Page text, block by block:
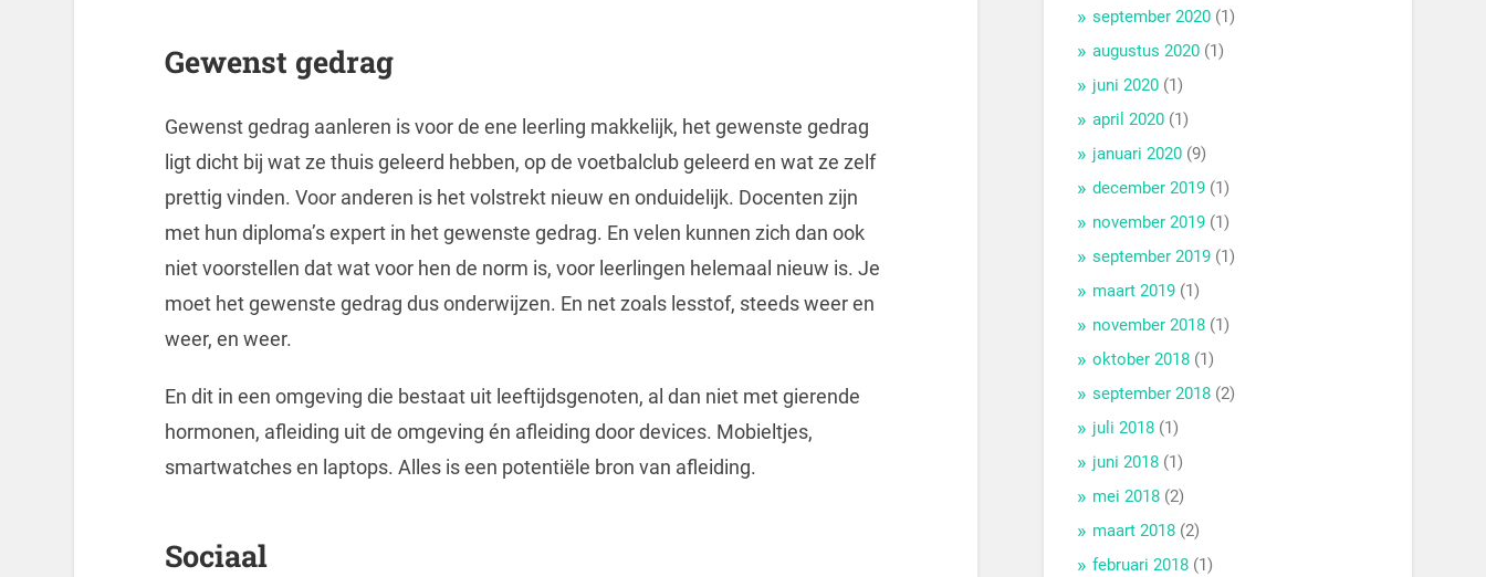
Gewenst gedrag
Gewenst gedrag aanleren is voor de ene leerling makkelijk, het gewenste gedrag
ligt dicht bij wat ze thuis geleerd hebben, op de voetbalclub geleerd en wat ze zelf
prettig vinden. Voor anderen is het volstrekt nieuw en onduidelijk. Docenten zijn
met hun diploma’s expert in het gewenste gedrag. En velen kunnen zich dan ook
niet voorstellen dat wat voor hen de norm is, voor leerlingen helemaal nieuw is. Je
moet het gewenste gedrag dus onderwijzen. En net zoals lesstof, steeds weer en
weer, en weer.
En dit in een omgeving die bestaat uit leeftijdsgenoten, al dan niet met gierende
hormonen, afleiding uit de omgeving én afleiding door devices. Mobieltjes,
smartwatches en laptops. Alles is een potentiële bron van afleiding.
Sociaal
september 2020 (1)
augustus 2020 (1)
juni 2020 (1)
april 2020 (1)
januari 2020 (9)
december 2019 (1)
november 2019 (1)
september 2019 (1)
maart 2019 (1)
november 2018 (1)
oktober 2018 (1)
september 2018 (2)
juli 2018 (1)
juni 2018 (1)
mei 2018 (2)
maart 2018 (2)
februari 2018 (1)